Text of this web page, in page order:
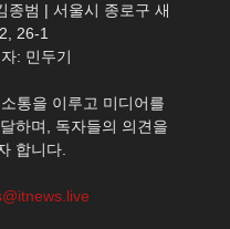
종범 | 서울시 종로구 새
26-1
: 민두기
통을 이루고 미디어를
하며, 독자들의 의견을
합니다.